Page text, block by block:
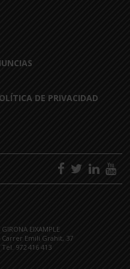
DE PRIVACIDAD
GIRONA EIXAMPLE
Carrer Emili Grahit, 37
Tel. 972 416 413